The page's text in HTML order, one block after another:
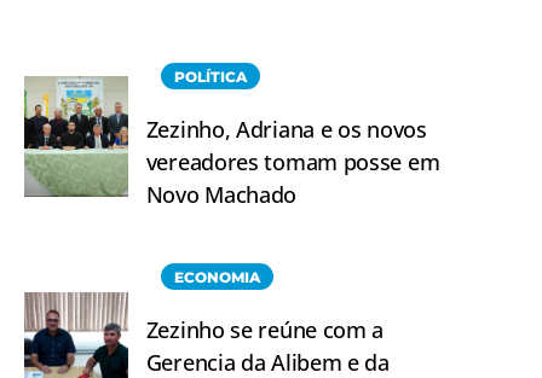
POLÍTICA
Zezinho, Adriana e os novos
vereadores tomam posse em
Novo Machado
ECONOMIA
Zezinho se reúne com a
Gerencia da Alibem e da